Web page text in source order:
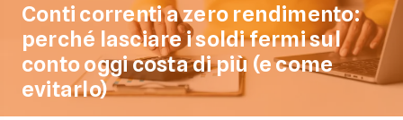
Conti correnti a zero rendimento:
perché lasciare i soldi fermi sul
conto oggi costa di più (e come
evitarlo)